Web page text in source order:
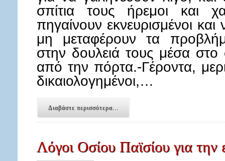
σπίτια τους ήρεμοι και
πηγαίνουν εκνευρισμένοι
μη μεταφέρουν τα
στην δουλειά τους μέσα
από την πόρτα.-Γέροντα,
δικαιολογημένοι,…
Διαβάστε περισσότερα...
Λόγοι Οσίου Παϊσίου για την